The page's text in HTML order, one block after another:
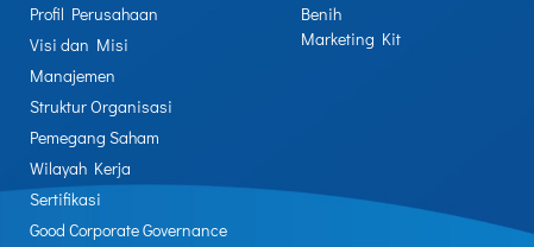
Profil Perusahaan
Visi dan Misi
Manajemen
Struktur Organisasi
Pemegang Saham
Wilayah Kerja
Sertifikasi
Good Corporate Governance
Benih
Marketing Kit